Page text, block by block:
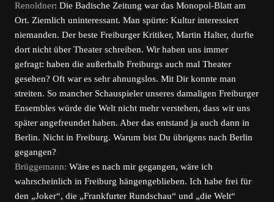
Renoldner: Die Badische Zeitung war das Monopol-Blatt am
Ort. Ziemlich uninteressant. Man spürte: Kultur interessiert
niemanden. Der beste Freiburger Kritiker, Martin Halter, durfte
dort nicht über Theater schreiben. Wir haben uns immer
gefragt: haben die außerhalb Freiburgs auch mal Theater
gesehen? Oft war es sehr ahnungslos. Mit Dir konnte man
streiten. So mancher Schauspieler unseres damaligen Freiburger
Ensembles würde die Welt nicht mehr verstehen, dass wir uns
später angefreundet haben. Aber das entstand ja auch dann in
Berlin. Nicht in Freiburg. Warum bist Du übrigens nach Berlin
gegangen?
Brüggemann: Wäre es nach mir gegangen, wäre ich
wahrscheinlich in Freiburg hängengeblieben. Ich habe frei für
den „Joker“, die „Frankfurter Rundschau“ und „die Welt“